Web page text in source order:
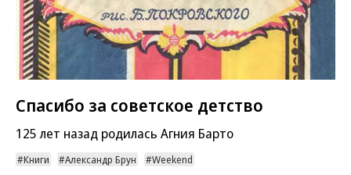
Спасибо за советское детство
125 лет назад родилась Агния Барто
Книги Александр Брун Weekend